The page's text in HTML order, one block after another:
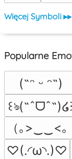
Więcej Symboli ▸▸
Popularne
(˶ᵔ ᵕ ᵔ˶)
꒰ঌ(˶ˆᗜˆ˵)໒
（｡>‿‿<｡
♡(.◜ω◝.)♡